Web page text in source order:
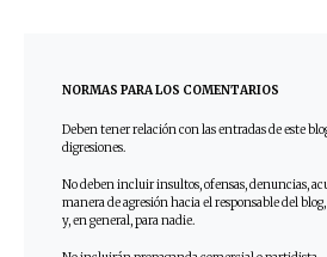
NORMAS PARA LOS COMENTARIOS
Deben tener relación con las entradas de este
digresiones.
No deben incluir insultos, ofensas, denuncias,
manera de agresión hacia el responsable del
y, en general, para nadie.